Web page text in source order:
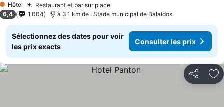
1 Étoiles
Hôtel Restaurant et bar sur place
6,4 1 004 à 3.1 km de : Stade municipal de Balaídos
Sélectionnez des dates pour voir
les prix exacts
Consulter les prix
Partager